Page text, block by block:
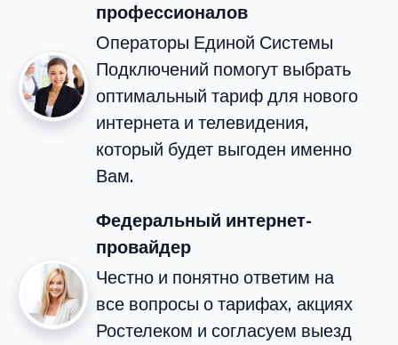
профессионалов
Операторы Единой Системы
Подключений помогут выбрать
оптимальный тариф для нового
интернета и телевидения,
который будет выгоден именно
Вам.
Федеральный интернет-
провайдер
Честно и понятно ответим на
все вопросы о тарифах, акциях
Ростелеком и согласуем выезд